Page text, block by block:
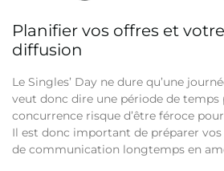
Planifier vos offres et
diffusion
Le Singles’ Day ne dure qu’une
veut donc dire une période de temps
concurrence risque d’être féroce
Il est donc important de préparer
de communication longtemps en